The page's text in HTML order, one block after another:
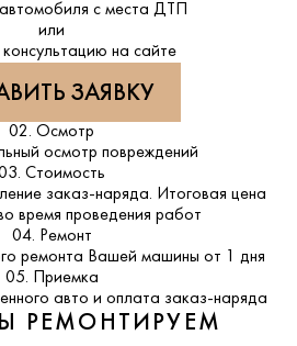
с места ДТП
или
консультацию на сайте
ЗАЯВКУ
02. Осмотр
осмотр повреждений
Стоимость
заказ-наряда. Итоговая цена
время проведения работ
04. Ремонт
ремонта Вашей машины от 1 дня
05. Приемка
авто и оплата заказ-наряда
РЕМОНТИРУЕМ